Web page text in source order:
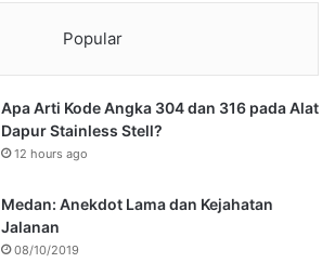
Popular
Apa Arti Kode Angka 304 dan 316 pada Alat
Dapur Stainless Stell?
12 hours ago
Medan: Anekdot Lama dan Kejahatan
Jalanan
08/10/2019